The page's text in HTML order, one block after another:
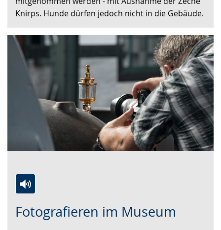
wird
angezeigt.
Knirps. Hunde dürfen jedoch nicht in die Gebäude.
Fotografieren im Museum
Leichten
Audio-
Video